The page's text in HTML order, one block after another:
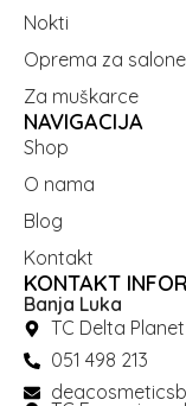
Nokti
Oprema za salone
Za muškarce
NAVIGACIJA
Shop
O nama
Blog
Kontakt
KONTAKT
Banja Luka
TC Delta Planet
051 498 213